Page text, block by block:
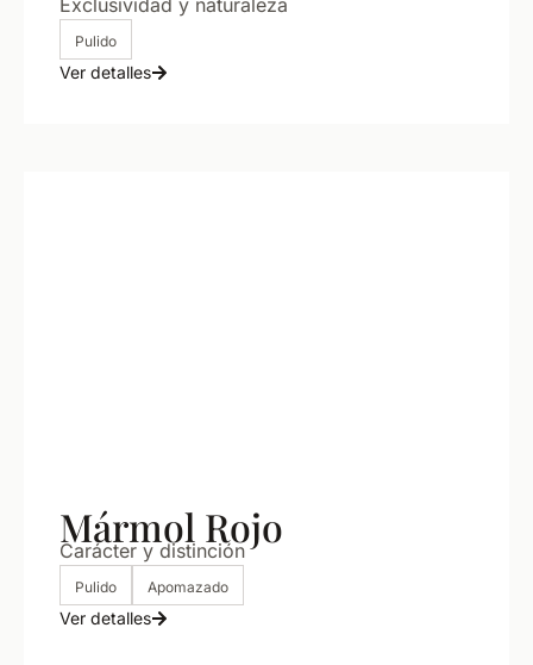
Exclusividad y naturaleza
Pulido
Ver detalles
Mármol Rojo
Carácter y distinción
Pulido Apomazado
Ver detalles